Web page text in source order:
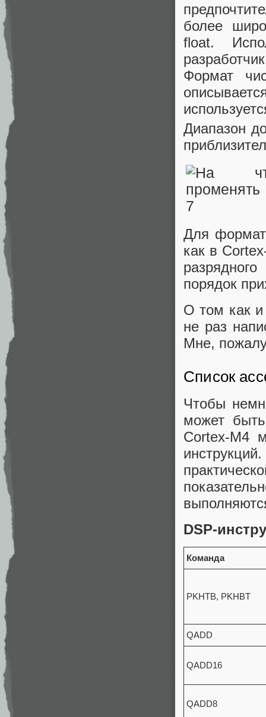
более
float.
Формат
Диапазон
Для
как в
порядок
О том как и
не раз
Мне,
Список
Чтобы
может
Cortex-M4
DSP-
Команда
PKHTB, PKHBT
QADD
QADD16
QADD8